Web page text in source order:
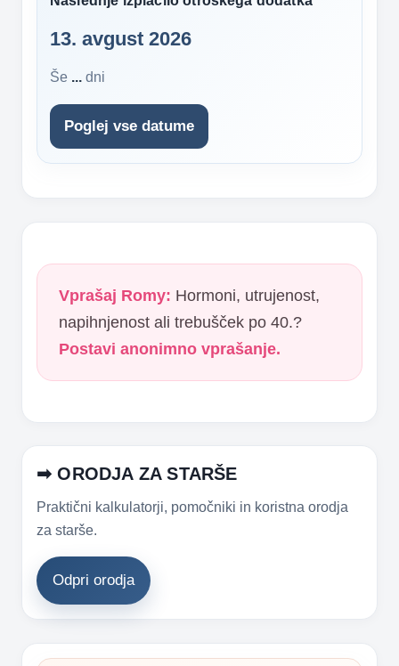
13. avgust 2026
Še ... dni
Poglej vse datume
Vprašaj Romy: Hormoni, utrujenost,
napihnjenost ali trebušček po 40.?
Postavi anonimno vprašanje.
➡ ORODJA ZA STARŠE
Praktični kalkulatorji, pomočniki in koristna orodja
za starše.
Odpri orodja